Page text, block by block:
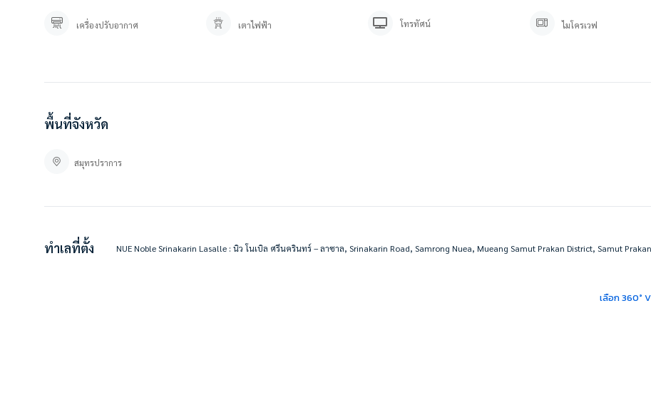
เครื่องปรับอากาศ เตาไฟฟ้า โทรทัศน์ ไมโครเวฟ
พื้นที่จังหวัด
สมุทรปราการ
ทำเลที่ตั้ง NUE Noble Srinakarin Lasalle : นิว โนเบิล ศรีนครินทร์ – ลาซาล, Srinakarin Road, Samrong Nuea, Mueang Samut Prakan District, Samut
เลือก 360°